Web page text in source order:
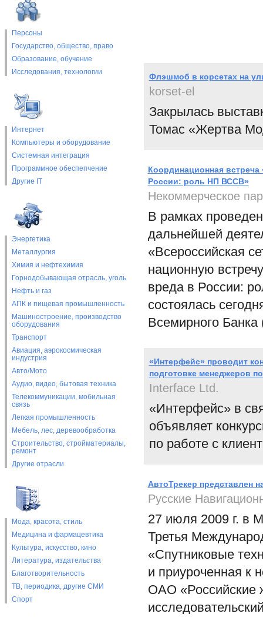
Персоны
Государство, общество, право
Образование, обучение
Исследования, технологии
Интернет
Компьютеры и оборудование
Системная интеграция
Программное обеспепчение
Другие IT
Энергетика
Металлургия
Химия и нефтехимия
Горнодобывающая отрасль, уголь
Нефть и газ
АПК и пищевая промышленность
Машиностроение, производство
оборудования
Транспорт
Авиация, аэрокосмическая
индустрия
Авто/Мото
Аудио, видео, бытовая техника
Телекоммуникации, мобильная
связь
Легкая промышленность
Мебель, лес, деревообработка
Строительство, стройматериалы,
ремонт
Другие отрасли
Мода, красота, стиль
Медицина и фармацевтика
Культура, искусство, кино
Литература, издательства
Благотворительность
ТВ, периодика, другие СМИ
Спорт
Флэшмоб в корсетах на
korset-el
Закрылась
Томас «Жертва
Координационная
России: роль НП ВССВ»
Некоммерческое
В рамках
дальнейшей
«Всероссийская
национную
вреда в России:
состоялась
Всемирного
«Интерфейс» проводит
подготовке менеджеров
Interface Ltd.
«Интерфейс» в
объявляет
по работе с
АвтоТрекер представлен
Русские
27 июля 2009 г. в
Третья
«Спутниковые
и приуроченная к
ОАО «Российские